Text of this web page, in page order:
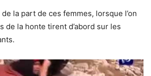
la part de ces femmes, lorsque l’on
de la honte tirent d’abord sur les